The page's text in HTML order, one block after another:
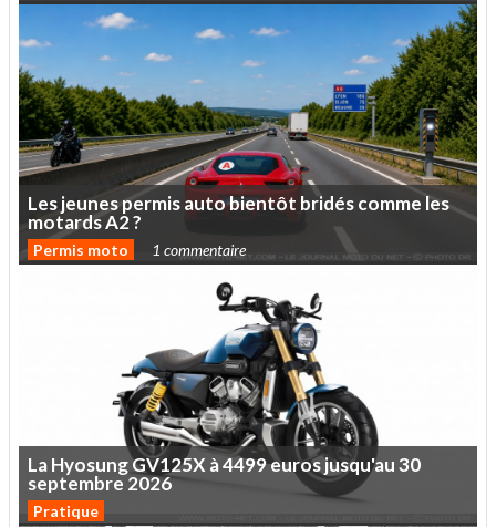
Lesjeunespermisautobientôt bridéscommeles
motardsA2?
Permis moto 1 commentaire
LaHyosungGV125X à4499eurosjusqu'au30
septembre 2026
Pratique